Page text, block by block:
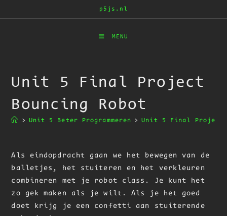
p5js.nl
MENU
Unit 5 Final Project
Bouncing Robot
> Unit 5 Beter Programmeren > Unit 5 Final Project
Als eindopdracht gaan we het bewegen van de
balletjes, het stuiteren en het verkleuren
combineren met je robot class. Je kunt het
zo gek maken als je wilt. Als je het goed
doet krijg je een confetti aan stuiterende